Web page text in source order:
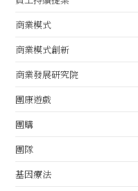
商業模式
商業模式創新
商業發展研究院
團康遊戲
團購
團隊
基因療法